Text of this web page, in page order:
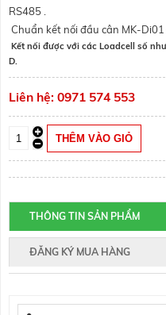
RS485 .
Chuẩn kết nối đầu cân MK-Di01
Kết nối được với các Loadcell số
D.
Liên hệ: 0971 574 553
THÔNG TIN SẢN PHẨM
ĐĂNG KÝ MUA HÀNG